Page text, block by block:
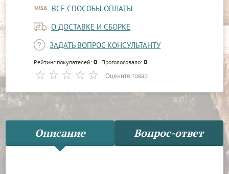
ВСЕ СПОСОБЫ ОПЛАТЫ
О ДОСТАВКЕ И СБОРКЕ
ЗАДАТЬ ВОПРОС КОНСУЛЬТАНТУ
Рейтинг покупателей:0 . Проголосовало:0
Оцените товар
Описание Вопрос-ответ